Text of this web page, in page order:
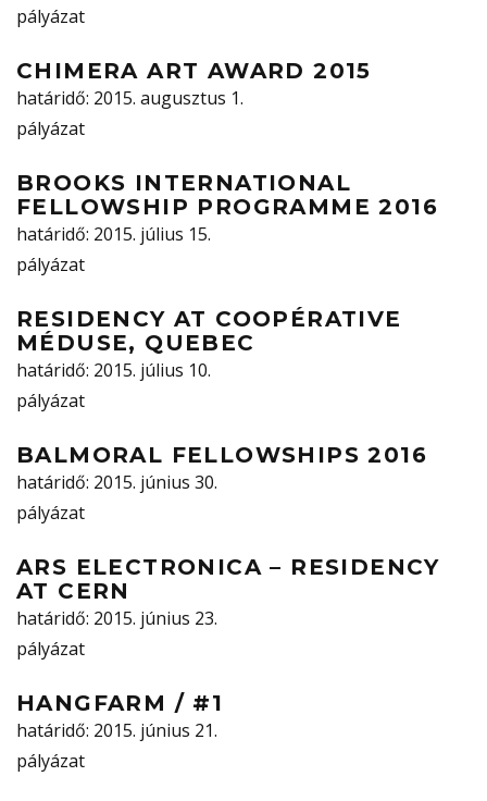
pályázat
CHIMERA ART AWARD 2015
határidő: 2015. augusztus 1.
pályázat
BROOKS INTERNATIONAL
FELLOWSHIP PROGRAMME 2016
határidő: 2015. július 15.
pályázat
RESIDENCY AT COOPÉRATIVE
MÉDUSE, QUEBEC
határidő: 2015. július 10.
pályázat
BALMORAL FELLOWSHIPS 2016
határidő: 2015. június 30.
pályázat
ARS ELECTRONICA – RESIDENCY
AT CERN
határidő: 2015. június 23.
pályázat
HANGFARM / #1
határidő: 2015. június 21.
pályázat